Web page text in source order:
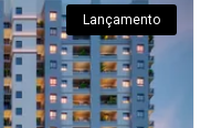
Lançamento